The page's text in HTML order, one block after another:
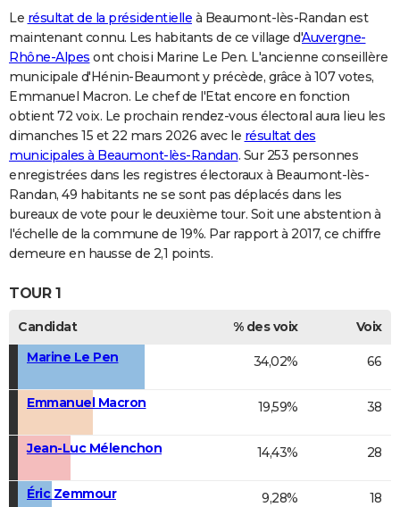
Le résultat de la présidentielle à Beaumont-lès-Randan est
maintenant connu. Les habitants de ce village d'Auvergne-
Rhône-Alpes ont choisi Marine Le Pen. L'ancienne conseillère
municipale d'Hénin-Beaumont y précède, grâce à 107 votes,
Emmanuel Macron. Le chef de l'Etat encore en fonction
obtient 72 voix. Le prochain rendez-vous électoral aura lieu les
dimanches 15 et 22 mars 2026 avec le résultat des
municipales à Beaumont-lès-Randan. Sur 253 personnes
enregistrées dans les registres électoraux à Beaumont-lès-
Randan, 49 habitants ne se sont pas déplacés dans les
bureaux de vote pour le deuxième tour. Soit une abstention à
l'échelle de la commune de 19%. Par rapport à 2017, ce chiffre
demeure en hausse de 2,1 points.
TOUR 1
Candidat % des voix
Voix
Marine Le Pen
34,02% 66
Emmanuel Macron 19,59% 38
Jean-Luc Mélenchon 14,43% 28
Éric Zemmour 9,28% 18